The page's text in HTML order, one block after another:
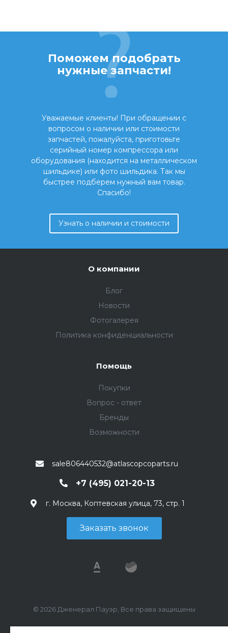
Поможем подобрать
нужные запчасти!
Уважаемые клиенты! При обращении с
вопросом о наличии или стоимости
запчастей, пожалуйста, приготовьте
серийный номер компрессора или
оборудования (находится на металлическом
шильдике) или фото шильдика. Так мы
быстрее подберем нужный вам товар.
Спасибо!
Узнать о наличии и стоимости
О компании
Блог
Новости
Фотогалерея
Политика конфиденциальности
Помощь
Покупки
Вопрос - ответ
Бренды
Возможности
sale806440532@atlascopcoparts.ru
+7 (495) 021-20-13
г. Москва, Коптевская улица, 73, стр. 1
Заказать звонок
© 2026 Дженерал Пауэр, Все права защищены